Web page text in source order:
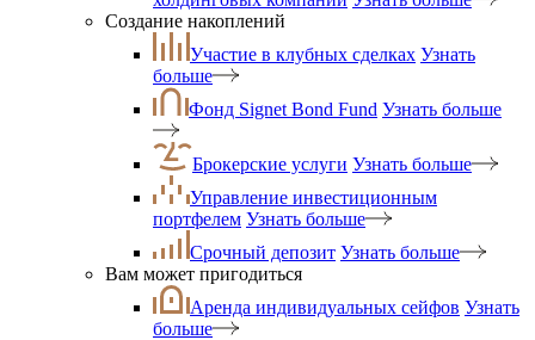
Создание накоплений
Участие в клубных сделках Узнать
больше
Фонд Signet Bond Fund Узнать больше
Брокерские услуги Узнать больше
Управление инвестиционным
портфелем Узнать больше
Срочный депозит Узнать больше
Вам может пригодиться
Аренда индивидуальных сейфов Узнать
больше